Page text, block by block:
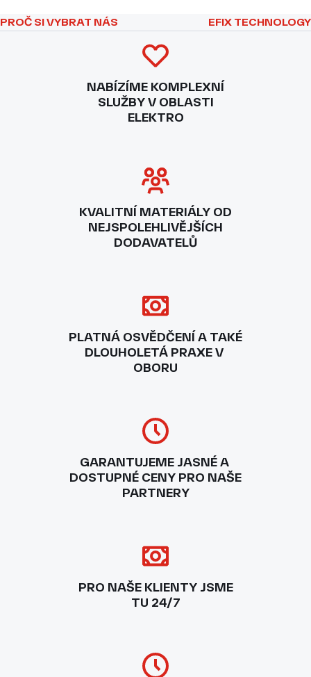
PROČ SI VYBRAT NÁS EFIX TECHNOLOGY
NABÍZÍME KOMPLEXNÍ
SLUŽBY V OBLASTI
ELEKTRO
KVALITNÍ MATERIÁLY OD
NEJSPOLEHLIVĚJŠÍCH
DODAVATELŮ
PLATNÁ OSVĚDČENÍ A TAKÉ
DLOUHOLETÁ PRAXE V
OBORU
GARANTUJEME JASNÉ A
DOSTUPNÉ CENY PRO NAŠE
PARTNERY
PRO NAŠE KLIENTY JSME
TU 24/7